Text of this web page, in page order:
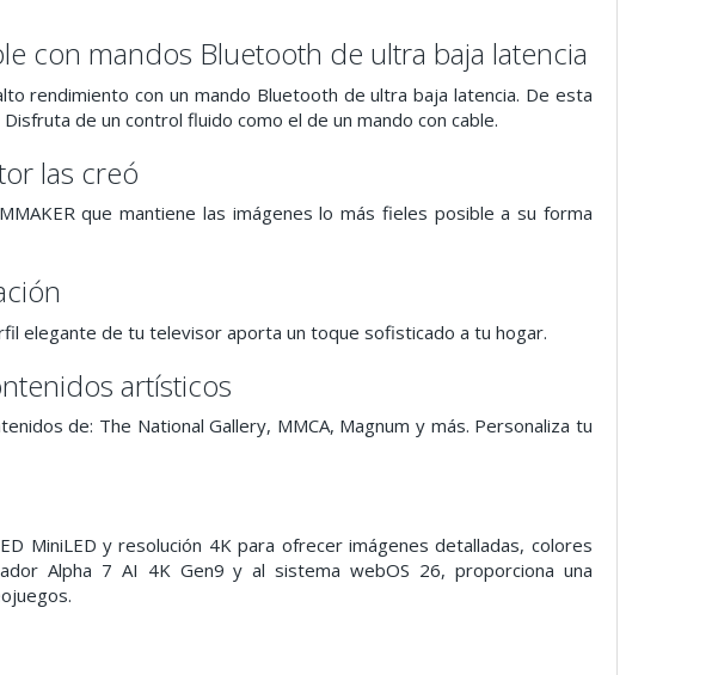
con mandos Bluetooth de ultra baja latencia
rendimiento con un mando Bluetooth de ultra baja latencia. De esta
de un control fluido como el de un mando con cable.
las creó
que mantiene las imágenes lo más fieles posible a su forma
elegante de tu televisor aporta un toque sofisticado a tu hogar.
artísticos
de: The National Gallery, MMCA, Magnum y más. Personaliza tu
MiniLED y resolución 4K para ofrecer imágenes detalladas, colores
Alpha 7 AI 4K Gen9 y al sistema webOS 26, proporciona una